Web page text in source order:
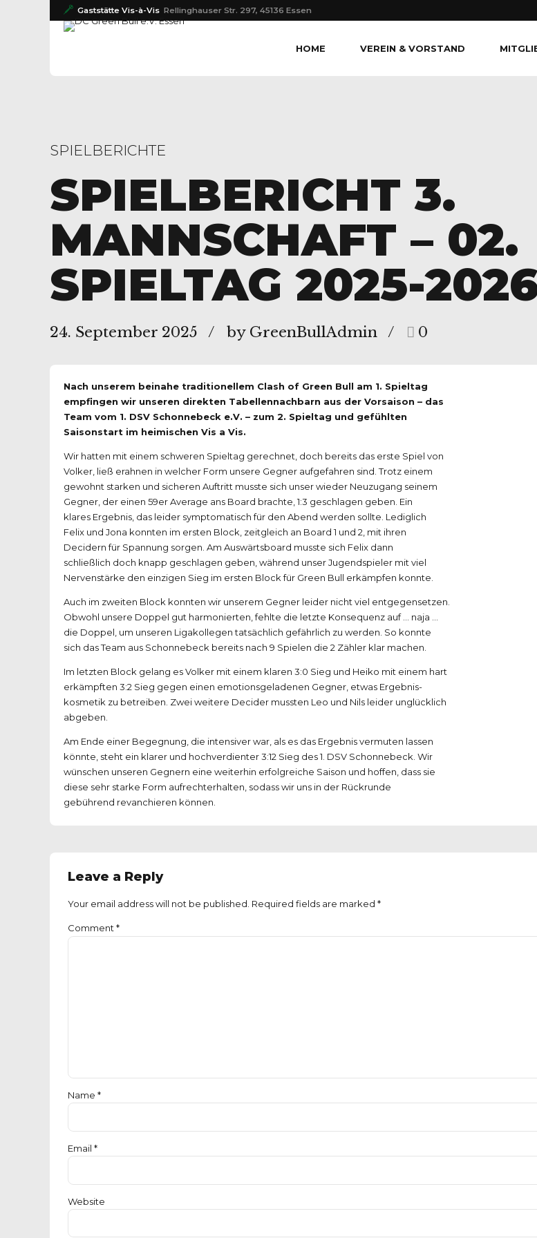
Gaststätte Vis-à-Vis Rellinghauser Str. 297, 45136 Essen
HOME VEREIN & VORSTAND
SPIELBERICHTE
SPIELBERICHT 3.
MANNSCHAFT – 02.
SPIELTAG 2025-
24. September 2025 by GreenBullAdmin 0
Nach unserem beinahe traditionellem Clash of Green Bull am 1. Spieltag
empfingen wir unseren direkten Tabellennachbarn aus der Vorsaison – das
Team vom 1. DSV Schonnebeck e.V. – zum 2. Spieltag und gefühlten
Saisonstart im heimischen Vis a Vis.
Wir hatten mit einem schweren Spieltag gerechnet, doch bereits das erste Spiel von
Volker, ließ erahnen in welcher Form unsere Gegner aufgefahren sind. Trotz einem
gewohnt starken und sicheren Auftritt musste sich unser wieder Neuzugang seinem
Gegner, der einen 59er Average ans Board brachte, 1:3 geschlagen geben. Ein
klares Ergebnis, das leider symptomatisch für den Abend werden sollte. Lediglich
Felix und Jona konnten im ersten Block, zeitgleich an Board 1 und 2, mit ihren
Decidern für Spannung sorgen. Am Auswärtsboard musste sich Felix dann
schließlich doch knapp geschlagen geben, während unser Jugendspieler mit viel
Nervenstärke den einzigen Sieg im ersten Block für Green Bull erkämpfen konnte.
Auch im zweiten Block konnten wir unserem Gegner leider nicht viel entgegensetzen.
Obwohl unsere Doppel gut harmonierten, fehlte die letzte Konsequenz auf … naja …
die Doppel, um unseren Ligakollegen tatsächlich gefährlich zu werden. So konnte
sich das Team aus Schonnebeck bereits nach 9 Spielen die 2 Zähler klar machen.
Im letzten Block gelang es Volker mit einem klaren 3:0 Sieg und Heiko mit einem hart
erkämpften 3:2 Sieg gegen einen emotionsgeladenen Gegner, etwas Ergebnis-
kosmetik zu betreiben. Zwei weitere Decider mussten Leo und Nils leider unglücklich
abgeben.
Am Ende einer Begegnung, die intensiver war, als es das Ergebnis vermuten lassen
könnte, steht ein klarer und hochverdienter 3:12 Sieg des 1. DSV Schonnebeck. Wir
wünschen unseren Gegnern eine weiterhin erfolgreiche Saison und hoffen, dass sie
diese sehr starke Form aufrechterhalten, sodass wir uns in der Rückrunde
gebührend revanchieren können.
Leave a Reply
Your email address will not be published. Required fields are marked *
Comment *
Name *
Email *
Website